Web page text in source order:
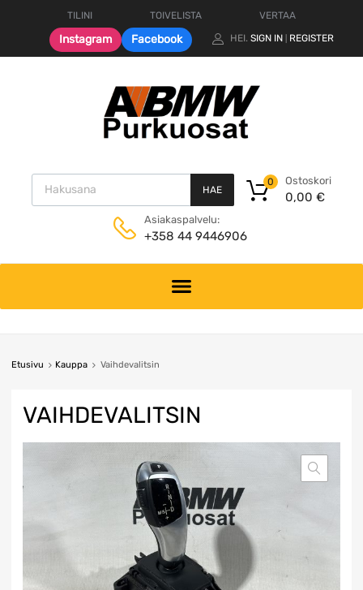
TILINI TOIVELISTA VERTAA
Instagram Facebook HEI. SIGN IN REGISTER
Products search
HAE
Ostoskori
0,00 €
0
Asiakaspalvelu:
+358 44 9446906
content
Etusivu Kauppa Vaihdevalitsin
VAIHDEVALITSIN